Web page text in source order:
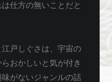
仕方の無いことだと
戸しぐさは、宇宙の
おかしいと気が付き
がないジャンルの話